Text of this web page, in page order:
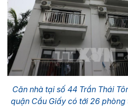
Căn nhà tại số 44 Trần Thái
quận Cầu Giấy có tới 26